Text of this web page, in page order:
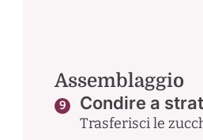
Assemblaggio
Condire a
Trasferisci le